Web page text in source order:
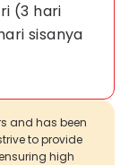
(3 hari
sisanya
and has been
to provide
high